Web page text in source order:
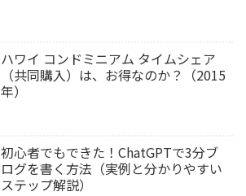
ハワイ コンドミニアム タイムシェア
（共同購入）は、お得なのか？（2015
年）
初心者でもできた！ChatGPTで3分ブ
ログを書く方法（実例と分かりやすい
ステップ解説）